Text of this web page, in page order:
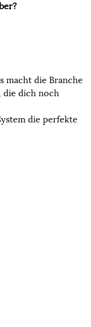
macht die Branche
die dich noch
die perfekte